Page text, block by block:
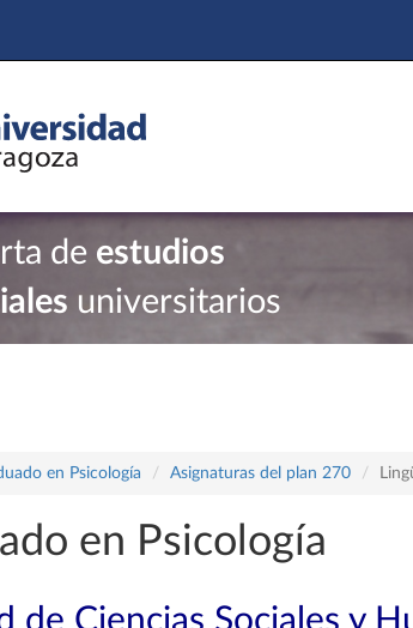
de estudios
universitarios
en Psicología Asignaturas del plan 270
en Psicología
de Ciencias Sociales y